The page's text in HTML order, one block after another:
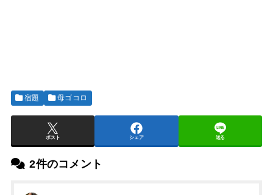
宿題 母ゴコロ
ポスト シェア 送る
2件のコメント